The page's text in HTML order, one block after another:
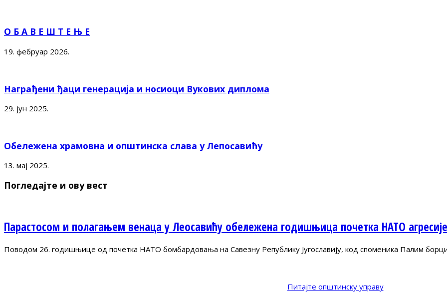
О Б А В Е Ш Т Е Њ Е
19. фебруар 2026.
Награђени ђаци генерација и носиоци Вукових диплома
29. јун 2025.
Обележена храмовна и општинска слава у Лепосавићу
13. мај 2025.
Погледајте и ову вест
Парастосом и полагањем венаца у Леосавићу обележена годишњица почетка НАТО агресије
Поводом 26. годишњице од почетка НАТО бомбардовања на Савезну Републику Југославију, код споменика Палим
Питајте општинску управу